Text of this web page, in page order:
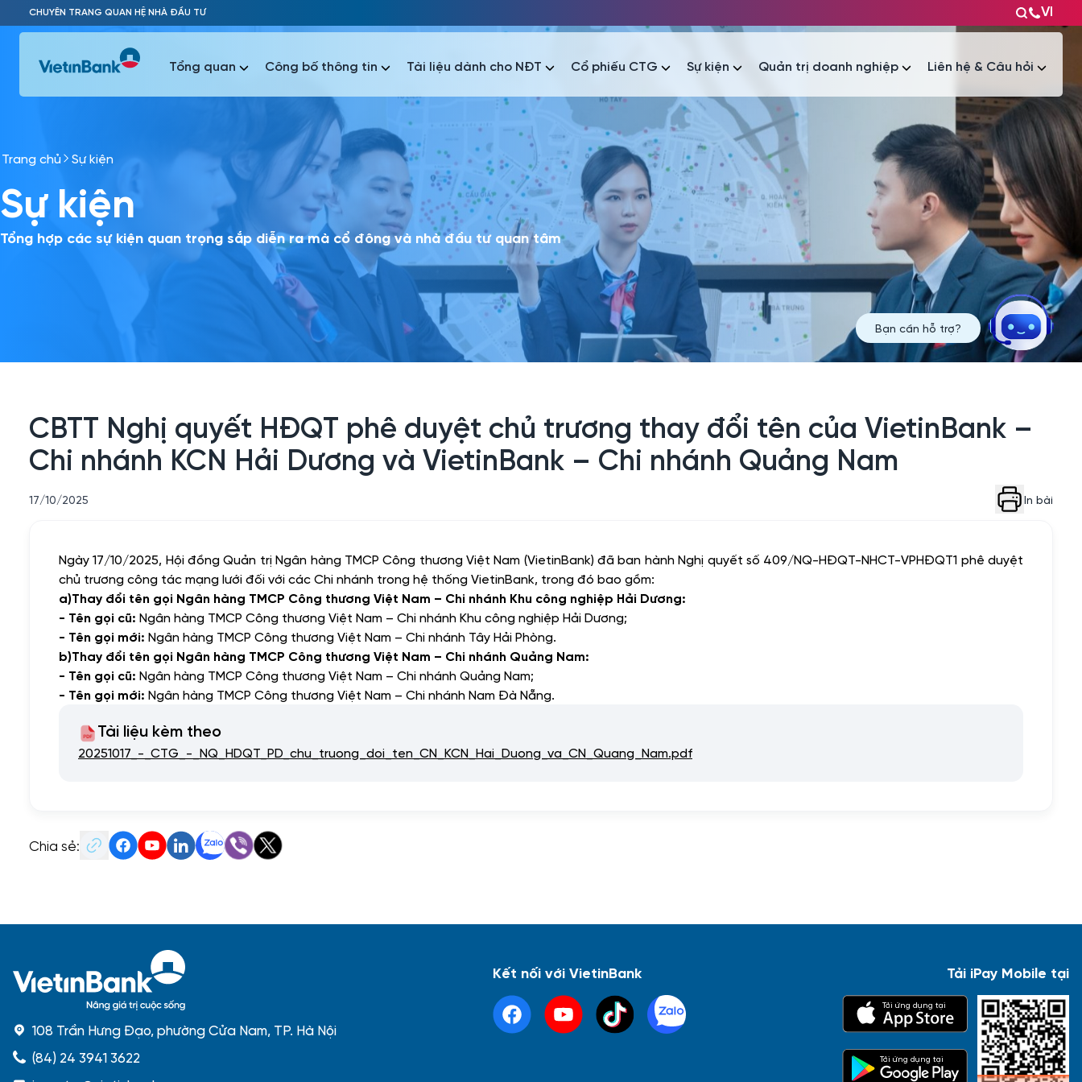
Skip to Main Content
CHUYÊN TRANG QUAN HỆ NHÀ ĐẦU TƯ VI
Phổ biến nhất
Báo cáo tài chính Thông tin giao dịch Công bố thông tin Sự kiện
Tổng quan Công bố thông tin Tài liệu dành cho NĐT Cổ phiếu CTG Sự kiện Quản trị doanh nghiệp Liên hệ & Câu hỏi
Phổ biến nhất
Thông tin giao dịch Công bố thông tin Tài liệu
Trang chủ Sự kiện
Sự kiện
Tổng hợp các sự kiện quan trọng sắp diễn ra mà cổ đông và nhà đầu tư quan tâm
CBTT Nghị quyết HĐQT phê duyệt chủ trương thay đổi tên của VietinBank –
Chi nhánh KCN Hải Dương và VietinBank – Chi nhánh Quảng Nam
17/10/2025 In bài
Ngày 17/10/2025, Hội đồng Quản trị Ngân hàng TMCP Công thương Việt Nam (VietinBank) đã ban hành Nghị quyết số 409/NQ-HĐQT-NHCT-VPHĐQT1 phê duyệt
chủ trương công tác mạng lưới đối với các Chi nhánh trong hệ thống VietinBank, trong đó bao gồm:
a)Thay đổi tên gọi Ngân hàng TMCP Công thương Việt Nam – Chi nhánh Khu công nghiệp Hải Dương:
- Tên gọi cũ: Ngân hàng TMCP Công thương Việt Nam – Chi nhánh Khu công nghiệp Hải Dương;
- Tên gọi mới: Ngân hàng TMCP Công thương Việt Nam – Chi nhánh Tây Hải Phòng.
b)Thay đổi tên gọi Ngân hàng TMCP Công thương Việt Nam – Chi nhánh Quảng Nam:
- Tên gọi cũ: Ngân hàng TMCP Công thương Việt Nam – Chi nhánh Quảng Nam;
- Tên gọi mới: Ngân hàng TMCP Công thương Việt Nam – Chi nhánh Nam Đà Nẵng.
Tài liệu kèm theo
20251017_-_CTG_-_NQ_HDQT_PD_chu_truong_doi_ten_CN_KCN_Hai_Duong_va_CN_Quang_Nam.pdf
Chia sẻ:
Bạn cần hỗ trợ?
108 Trần Hưng Đạo, phường Cửa Nam, TP. Hà Nội
(84) 24 3941 3622
Kết nối với VietinBank Tải iPay Mobile tại
Tải ứng dụng tại
Tải ứng dụng tại